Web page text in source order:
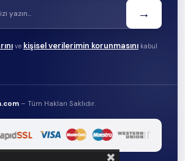
→
ve kişisel verilerimin korunmasını kabul
– Tüm Hakları Saklıdır.